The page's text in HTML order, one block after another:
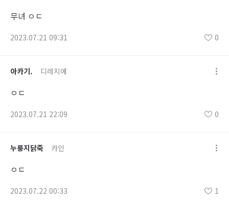
무녀 ㅇㄷ
2023.07.21 09:31 0
아카기. 디레지에
ㅇㄷ
2023.07.21 22:09 0
누룽지닭죽 카인
ㅇㄷ
2023.07.22 00:33 1